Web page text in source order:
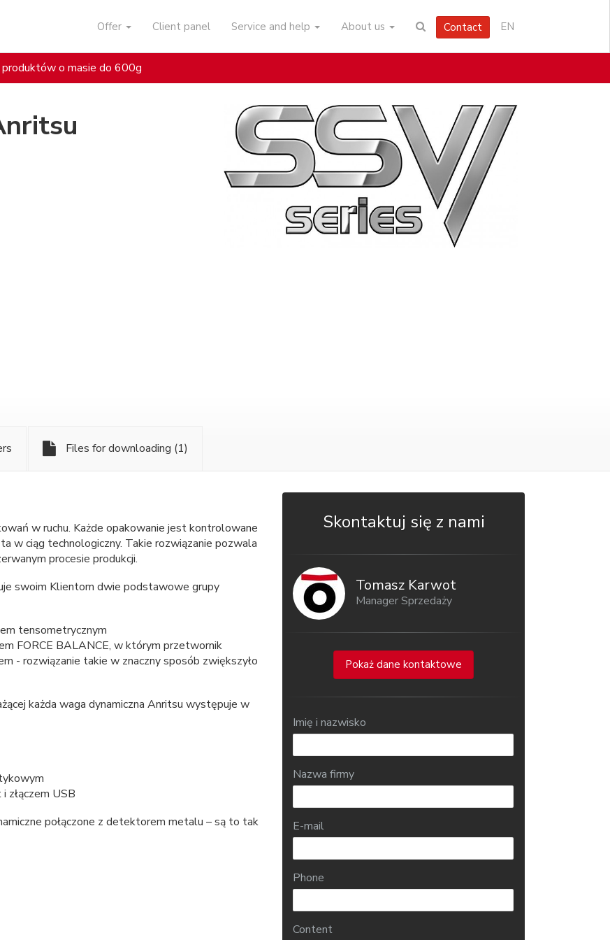
Offer Client panel Service and help About us Contact EN
o masie do 600g
Files for downloading (1)
w ruchu. Każde opakowanie jest kontrolowane
w ciąg technologiczny. Takie rozwiązanie pozwala
procesie produkcji.
swoim Klientom dwie podstawowe grupy
tensometrycznym
FORCE BALANCE, w którym przetwornik
- rozwiązanie takie w znaczny sposób zwiększyło
każda waga dynamiczna Anritsu występuje w
złączem USB
połączone z detektorem metalu – są to tak
Skontaktuj się z nami
Tomasz Karwot
Manager Sprzedaży
Pokaż dane kontaktowe
Imię i nazwisko
Nazwa firmy
E-mail
Phone
Content